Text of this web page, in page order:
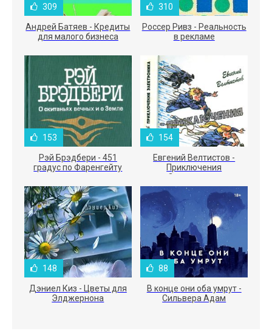
309
Андрей Батяев - Кредиты
для малого бизнеса
310
Россер Ривз - Реальность
в рекламе
153
Рэй Брэдбери - 451
градус по Фаренгейту
154
Евгений Велтистов -
Приключения
Электроника
148
Дэниел Киз - Цветы для
Элджернона
88
В конце они оба умрут -
Сильвера Адам